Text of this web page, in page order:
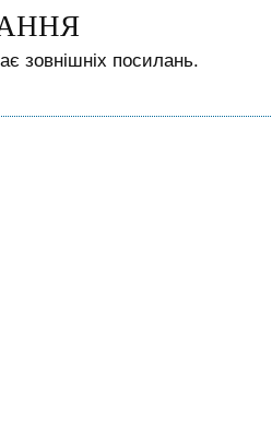
зовнішніх посилань.